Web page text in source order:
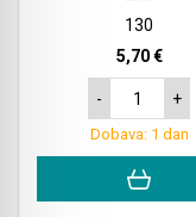
130
5,70 €
- +
Dobava: 1 dan